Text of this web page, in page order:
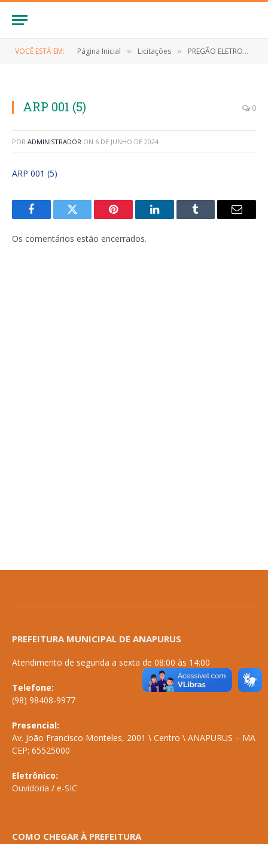
VOCÊ ESTÁ EM: Página Inicial » Licitações » PREGÃO ELETRONICO Nº 039/2023/SRP (CONTRATAÇÃO DE EMPRESA ESPECIALIZADA PARA FORNECIMENTO DE PNEUS CALHAS E OS SERVIÇOS DE ALINHAMENTO; BALANCEAMENTO E CAMBAGEM PARA OS VEÍCULOS PERTENCENTES A SECRETARIA DE SAÚDE DO MUNICÍPIO DE ANAPURUS/MA)
ARP 001 (5) 0
POR ADMINISTRADOR ON 6 DE JUNHO DE 2024
ARP 001 (5)
FacebookTwitter Pinterest LinkedInTumblr
E-
Os comentários estão encerrados.
PREFEITURA MUNICIPAL DE ANAPURUS
Atendimento de segunda a sexta de 08:00 às 14:00
Telefone:
(98) 98408-9977
Presencial:
Av. João Francisco Monteles, 2001 \ Centro \ ANAPURUS – MA
CEP: 65525000
Eletrônico:
Ouvidoria / e-SIC
COMO CHEGAR À PREFEITURA